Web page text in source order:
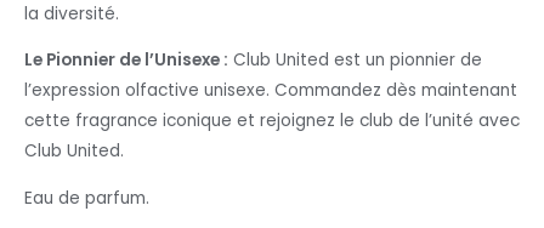
la diversité.
Le Pionnier de l’Unisexe : Club United est un pionnier de
l’expression olfactive unisexe. Commandez dès maintenant
cette fragrance iconique et rejoignez le club de l’unité avec
Club United.
Eau de parfum.